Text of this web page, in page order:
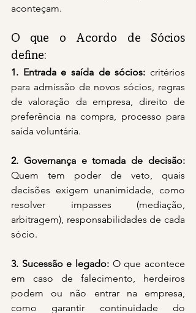
aconteçam.
O que o Acordo de Sócios
define:
1. Entrada e saída de sócios: critérios
para admissão de novos sócios, regras
de valoração da empresa, direito de
preferência na compra, processo para
saída voluntária.
Quem tem poder de veto, quais
decisões exigem unanimidade, como
resolver impasses (mediação,
arbitragem), responsabilidades de cada
sócio.
3. Sucessão e legado: O que acontece
em caso de falecimento, herdeiros
podem ou não entrar na empresa,
como garantir continuidade do